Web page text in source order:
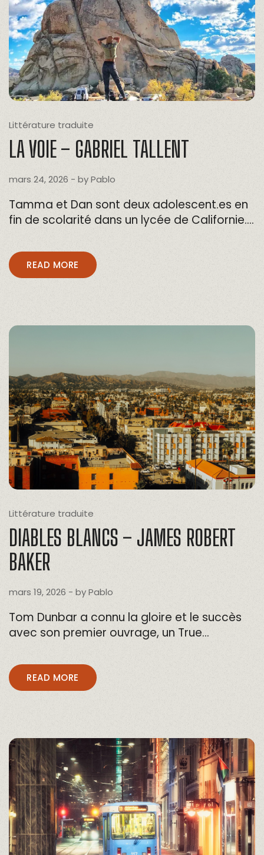
Littérature traduite
LA VOIE – GABRIEL TALLENT
mars 24, 2026 - byPablo
Tamma et Dan sont deux adolescent.es en
fin de scolarité dans un lycée de Californie….
READ MORE
Littérature traduite
DIABLES BLANCS – JAMES ROBERT
BAKER
mars 19, 2026 - byPablo
Tom Dunbar a connu la gloire et le succès
avec son premier ouvrage, un True…
READ MORE